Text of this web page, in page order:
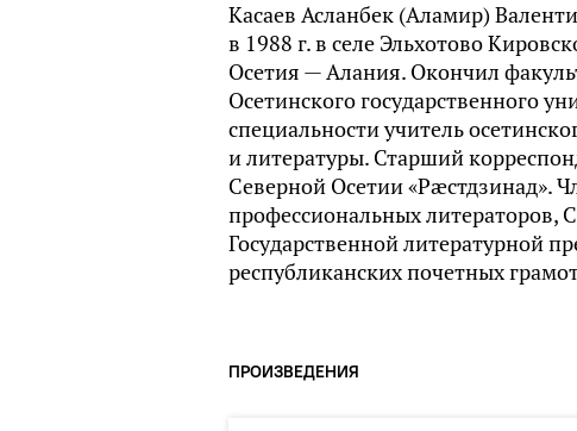
Касаев Асланбек (Аламир)
в 1988 г. в селе Эльхотово
Осетия — Алания. Окончил
Осетинского государственного
специальности учитель
и литературы. Старший
Северной Осетии «Рæстдзинад».
профессиональных литераторов,
Государственной литературной
республиканских почетных
ПРОИЗВЕДЕНИЯ